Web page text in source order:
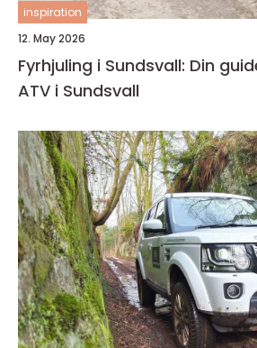
inspiration
12. May 2026
Fyrhjuling i Sundsvall: Din
ATV i Sundsvall